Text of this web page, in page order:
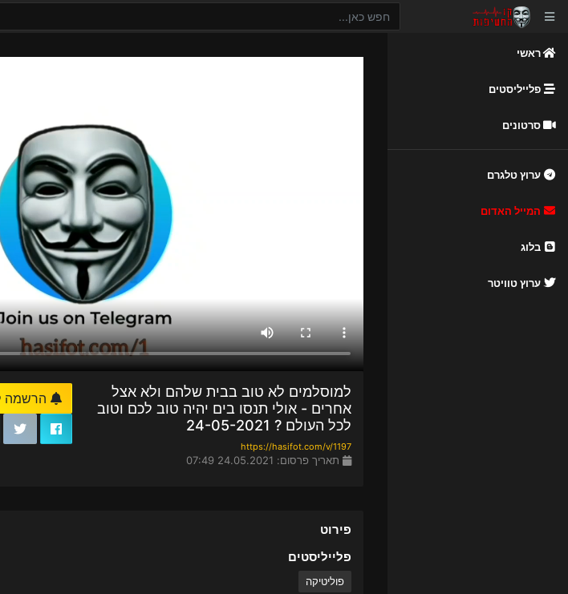
ראשי
פלייליסטים
סרטונים
ערוץ טלגרם
המייל האדום
בלוג
ערוץ טוויטר
למוסלמים לא טוב בבית שלהם ולא אצל
אחרים - אולי תנסו בים יהיה טוב לכם וטוב
לכל העולם ? 24-05-2021
https://hasifot.com/v/1197
תאריך פרסום: 24.05.2021 07:49
הרשמה
פירוט
פלייליסטים
פוליטיקה